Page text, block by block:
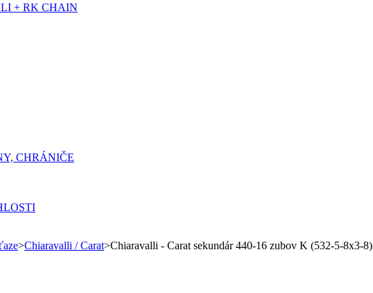
+ RK CHAIN
CHRÁNIČE
>Chiaravalli / Carat>Chiaravalli - Carat sekundár 440-16 zubov K (532-5-8x3-8)